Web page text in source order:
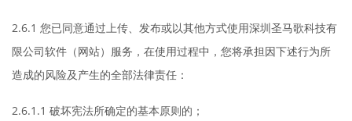
2.6.1 您已同意通过上传、发布或以其他方式使用深圳圣马歌科技有
限公司软件（网站）服务，在使用过程中，您将承担因下述行为所
造成的风险及产生的全部法律责任：
2.6.1.1 破坏宪法所确定的基本原则的；